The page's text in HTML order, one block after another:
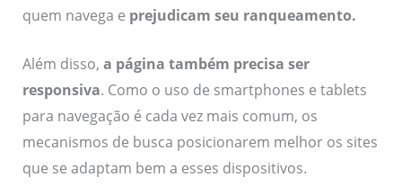
quem navega e prejudicam seu ranqueamento.
Além disso, a página também precisa ser
responsiva. Como o uso de smartphones e tablets
para navegação é cada vez mais comum, os
mecanismos de busca posicionarem melhor os sites
que se adaptam bem a esses dispositivos.